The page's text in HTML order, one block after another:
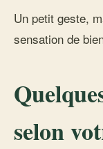
Un petit geste,
sensation de
selon